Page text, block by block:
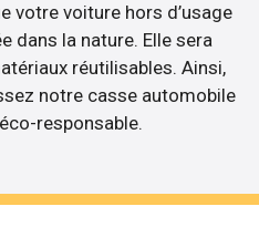
votre voiture hors d’usage
dans la nature. Elle sera
réutilisables. Ainsi,
notre casse automobile
responsable.